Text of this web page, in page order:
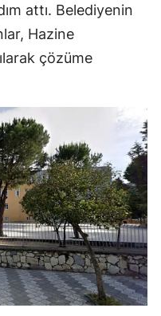
attı. Belediyenin
Hazine
çözüme